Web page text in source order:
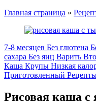
Главная страница »
7-8 месяцев Без глютена
сахара Без яиц Варить
Каша Крупы Низкая
Приготовленный
Рисовая каша с